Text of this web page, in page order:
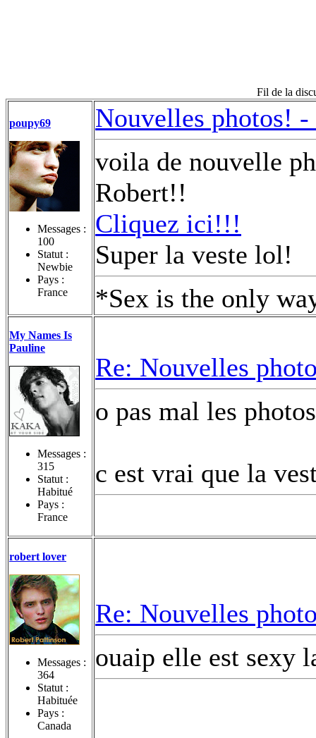
Fil de la
poupy69
Messages :
100
Statut :
Newbie
Pays :
France
Nouvelles photos! -
voila de nouvelle
Robert!!
Cliquez ici!!!
Super la veste lol!
*Sex is the only
My Names Is
Pauline
Messages :
315
Statut :
Habitué
Pays :
France
Re: Nouvelles
o pas mal les
c est vrai que la
robert lover
Messages :
364
Statut :
Habituée
Pays :
Canada
Re: Nouvelles
ouaip elle est sexy